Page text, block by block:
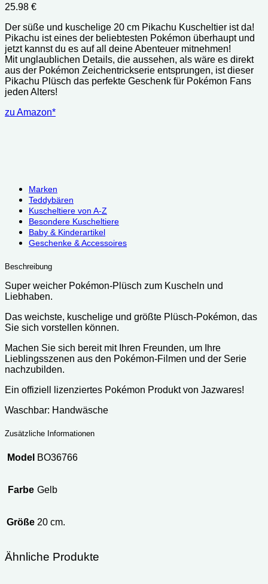
25.98 €
Der süße und kuschelige 20 cm Pikachu Kuscheltier ist da!
Pikachu ist eines der beliebtesten Pokémon überhaupt und
jetzt kannst du es auf all deine Abenteuer mitnehmen!
Mit unglaublichen Details, die aussehen, als wäre es direkt
aus der Pokémon Zeichentrickserie entsprungen, ist dieser
Pikachu Plüsch das perfekte Geschenk für Pokémon Fans
jeden Alters!
zu Amazon*
Marken
Teddybären
Kuscheltiere von A-Z
Besondere Kuscheltiere
Baby & Kinderartikel
Geschenke & Accessoires
Beschreibung
Super weicher Pokémon-Plüsch zum Kuscheln und
Liebhaben.
Das weichste, kuschelige und größte Plüsch-Pokémon, das
Sie sich vorstellen können.
Machen Sie sich bereit mit Ihren Freunden, um Ihre
Lieblingsszenen aus den Pokémon-Filmen und der Serie
nachzubilden.
Ein offiziell lizenziertes Pokémon Produkt von Jazwares!
Waschbar: Handwäsche
Zusätzliche Informationen
Model BO36766
Farbe Gelb
Größe 20 cm.
Ähnliche Produkte